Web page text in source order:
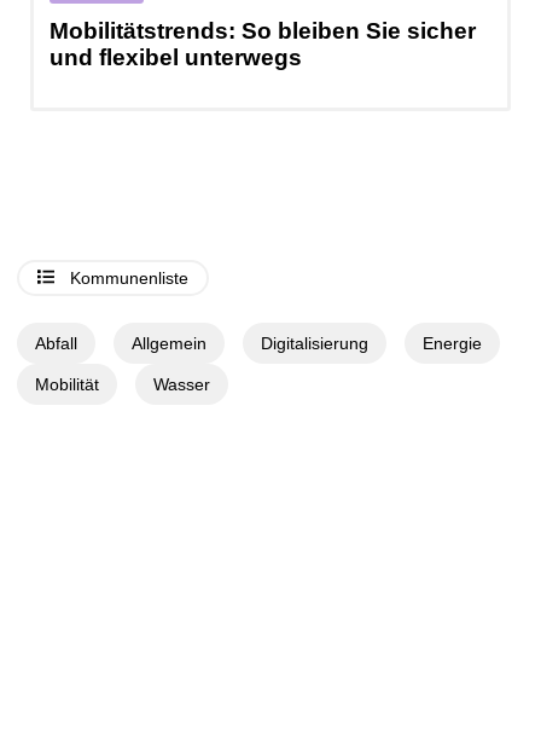
Mobilitätstrends: So bleiben Sie sicher
und flexibel unterwegs
Kommunenliste
Abfall Allgemein Digitalisierung Energie
Mobilität Wasser